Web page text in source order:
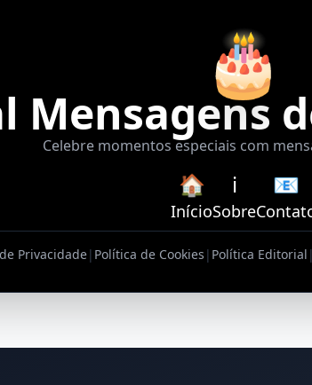
🎂
Mensagens
Celebre momentos especiais com
🏠
Início
ℹ️
Sobre
📧
Privacidade| Política de Cookies | Política Editorial |